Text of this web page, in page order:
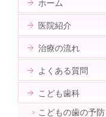
ホーム
医院紹介
治療の流れ
よくある質問
こども歯科
こどもの歯の予防